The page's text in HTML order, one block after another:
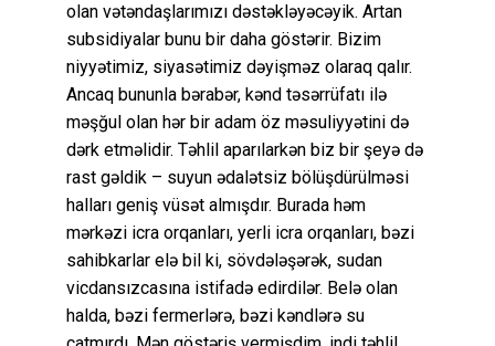
olan vətəndaşlarımızı dəstəkləyəcəyik. Artan
subsidiyalar bunu bir daha göstərir. Bizim
niyyətimiz, siyasətimiz dəyişməz olaraq qalır.
Ancaq bununla bərabər, kənd təsərrüfatı ilə
məşğul olan hər bir adam öz məsuliyyətini də
dərk etməlidir. Təhlil aparılarkən biz bir şeyə də
rast gəldik – suyun ədalətsiz bölüşdürülməsi
halları geniş vüsət almışdır. Burada həm
mərkəzi icra orqanları, yerli icra orqanları, bəzi
sahibkarlar elə bil ki, sövdələşərək, sudan
vicdansızcasına istifadə edirdilər. Belə olan
halda, bəzi fermerlərə, bəzi kəndlərə su